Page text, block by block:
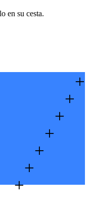
en su cesta.
+
+
+
+
+
+
+